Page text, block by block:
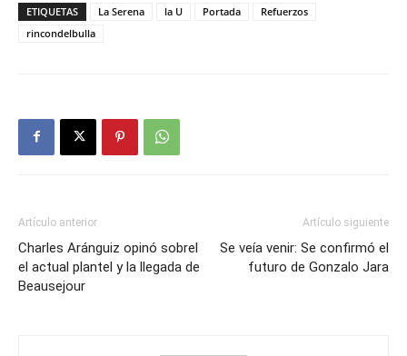
ETIQUETAS La Serena la U Portada
Refuerzos
rincondelbulla
Artículo anterior
Charles Aránguiz opinó sobrel
el actual plantel y la llegada de
Beausejour
Artículo siguiente
Se veía venir: Se confirmó el
futuro de Gonzalo Jara